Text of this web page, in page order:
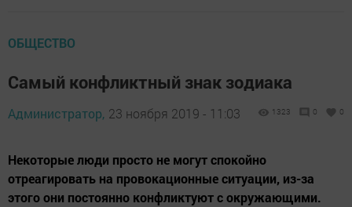
ОБЩЕСТВО
Самый конфликтный знак зодиака
Администратор, 23 ноября 2019 - 11:03 1323 0 0
Некоторые люди просто не могут спокойно
отреагировать на провокационные ситуации, из-за
этого они постоянно конфликтуют с окружающими.